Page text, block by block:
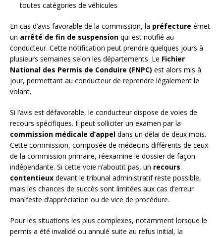
toutes catégories de véhicules
En cas d’avis favorable de la commission, la préfecture émet
un arrêté de fin de suspension qui est notifié au
conducteur. Cette notification peut prendre quelques jours à
plusieurs semaines selon les départements. Le Fichier
National des Permis de Conduire (FNPC) est alors mis à
jour, permettant au conducteur de reprendre légalement le
volant.
Si l’avis est défavorable, le conducteur dispose de voies de
recours spécifiques. Il peut solliciter un examen par la
commission médicale d’appel dans un délai de deux mois.
Cette commission, composée de médecins différents de ceux
de la commission primaire, réexamine le dossier de façon
indépendante. Si cette voie n’aboutit pas, un recours
contentieux devant le tribunal administratif reste possible,
mais les chances de succès sont limitées aux cas d’erreur
manifeste d’appréciation ou de vice de procédure.
Pour les situations les plus complexes, notamment lorsque le
permis a été invalidé ou annulé suite au refus initial, la